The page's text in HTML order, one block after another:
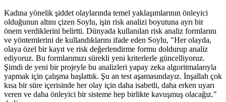
Kadına yönelik şiddet olaylarında temel yaklaşımlarının önleyici
olduğunun altını çizen Soylu, işin risk analizi boyutuna ayrı bir
önem verdiklerini belirtti. Dünyada kullanılan risk analiz formlarını
ve yöntemlerini de kullandıklarını ifade eden Soylu, "Her olayda,
olaya özel bir kayıt ve risk değerlendirme formu doldurup analiz
ediyoruz. Bu formlarımızı sürekli yeni kriterlerle güncelliyoruz.
Şimdi de yeni bir projeyle bu analizleri yapay zeka algoritmalarıyla
yapmak için çalışma başlattık. Şu an test aşamasındayız. İnşallah çok
kısa bir süre içerisinde her olay için daha isabetli, daha erken uyarı
veren ve daha önleyici bir sisteme hep birlikte kavuşmuş olacağız."